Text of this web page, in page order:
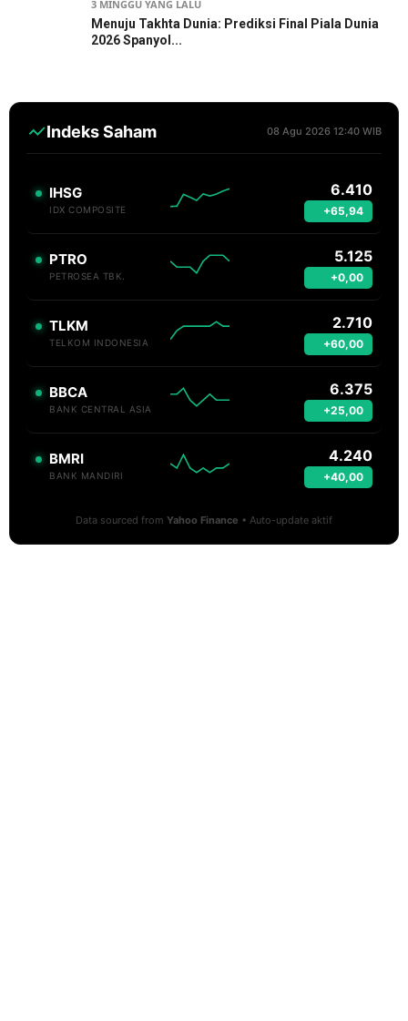
3 MINGGU YANG LALU
Menuju Takhta Dunia: Prediksi Final Piala Dunia
2026 Spanyol...
Indeks Saham 08 Agu 2026 12:40 WIB
IHSG
IDX COMPOSITE
6.410
+65,94
PTRO
PETROSEA TBK.
5.125
+0,00
TLKM
TELKOM INDONESIA
2.710
+60,00
BBCA
BANK CENTRAL ASIA
6.375
+25,00
BMRI
BANK MANDIRI
4.240
+40,00
Data sourced from Yahoo Finance • Auto-update aktif